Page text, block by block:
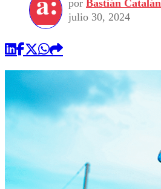
por Bastián Catalán
julio 30, 2024